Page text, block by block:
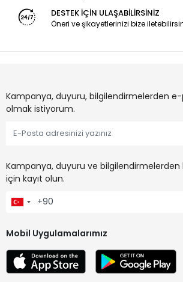
DESTEK İÇİN ULAŞABİLİRSİNİZ
Öneri ve şikayetlerinizi bize
Kampanya, duyuru, bilgilendirmelerden
olmak istiyorum.
Kampanya, duyuru ve
için kayıt olun.
Mobil Uygulamalarımız